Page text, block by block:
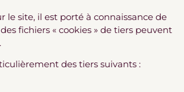
le site, il est porté à connaissance de
fichiers « cookies » de tiers peuvent
des tiers suivants :